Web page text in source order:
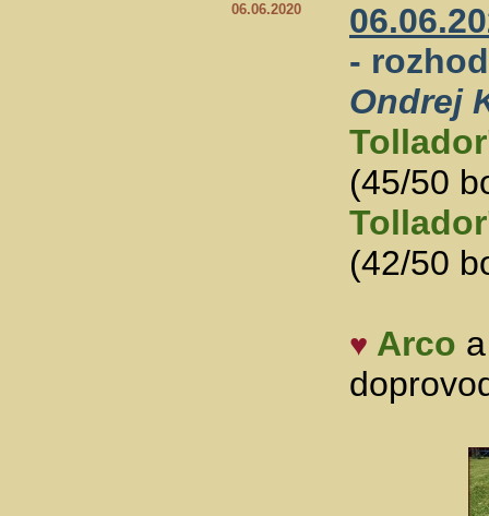
06.06.2020
-
Ondrej
(45/50
(42/50
♥ Arco